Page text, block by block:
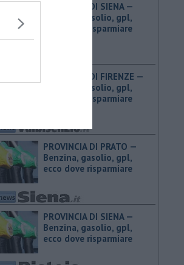
PROVINCIA DI SIENA — ​
Benzina, gasolio, gpl,
ecco dove risparmiare
PROVINCIA DI FIRENZE — ​
Benzina, gasolio, gpl,
ecco dove risparmiare
PROVINCIA DI PRATO — ​
Benzina, gasolio, gpl,
ecco dove risparmiare
PROVINCIA DI SIENA — ​
Benzina, gasolio, gpl,
ecco dove risparmiare